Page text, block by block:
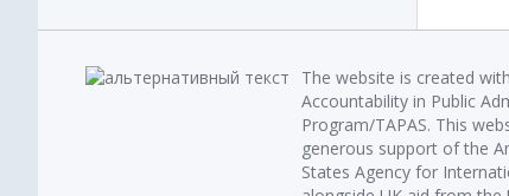
The website is created
Accountability in Public
Program/TAPAS. This
generous support of the
States Agency for